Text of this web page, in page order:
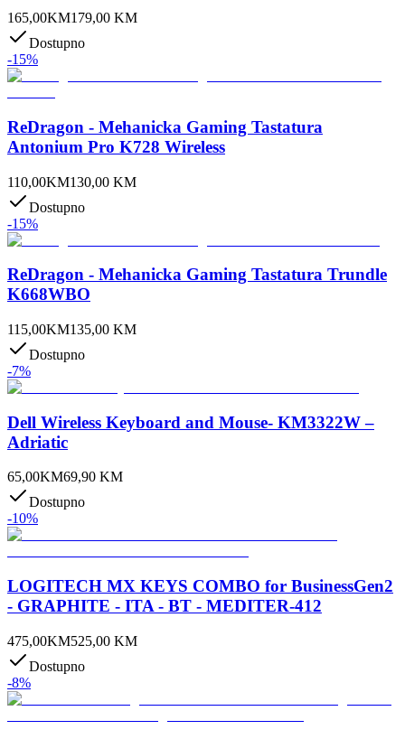
165,00KM179,00 KM
Dostupno
-15%
ReDragon - Mehanicka Gaming Tastatura
Antonium Pro K728 Wireless
110,00KM130,00 KM
Dostupno
-15%
ReDragon - Mehanicka Gaming Tastatura Trundle
K668WBO
115,00KM135,00 KM
Dostupno
-7%
Dell Wireless Keyboard and Mouse- KM3322W –
Adriatic
65,00KM69,90 KM
Dostupno
-10%
LOGITECH MX KEYS COMBO for BusinessGen2
- GRAPHITE - ITA - BT - MEDITER-412
475,00KM525,00 KM
Dostupno
-8%